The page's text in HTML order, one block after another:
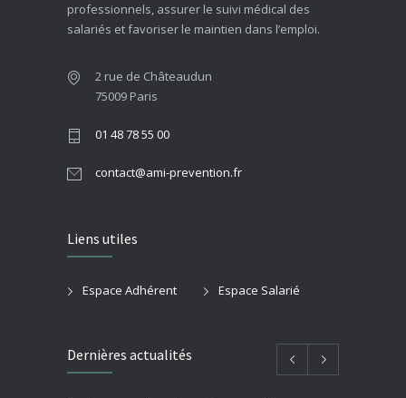
professionnels, assurer le suivi médical des
salariés et favoriser le maintien dans l’emploi.
2 rue de Châteaudun
75009 Paris
01 48 78 55 00
contact@ami-prevention.fr
Liens utiles
Espace Adhérent Espace Salarié
Dernières actualités